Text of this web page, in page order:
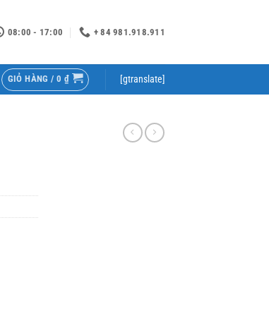
08:00 - 17:00 + 84 981.918.911
GIỎ HÀNG / 0 ₫ [gtranslate]